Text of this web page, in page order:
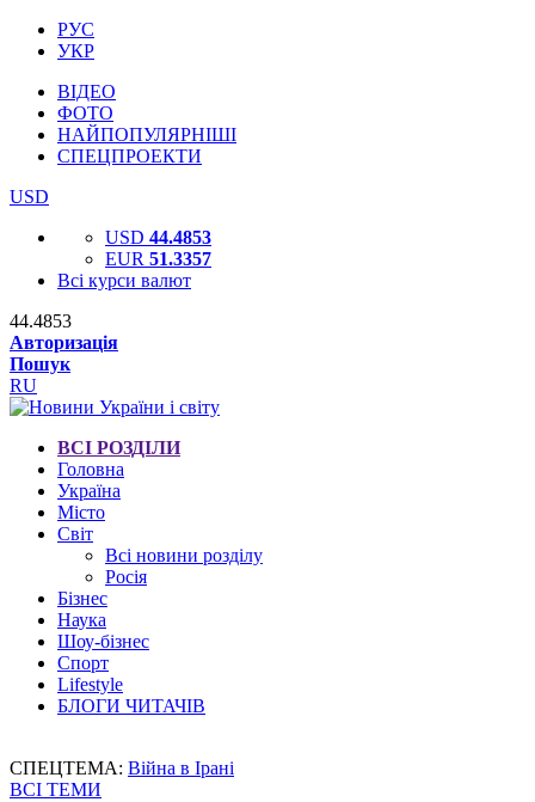
РУС
УКР
ВІДЕО
ФОТО
НАЙПОПУЛЯРНІШІ
СПЕЦПРОЕКТИ
USD
USD 44.4853
EUR 51.3357
Всі курси валют
44.4853
Авторизація
Пошук
RU
ВСІ РОЗДІЛИ
Головна
Україна
Місто
Світ
Всі новини розділу
Росія
Бізнес
Наука
Шоу-бізнес
Спорт
Lifestyle
БЛОГИ ЧИТАЧІВ
СПЕЦТЕМА: Війна в Ірані
ВСІ ТЕМИ